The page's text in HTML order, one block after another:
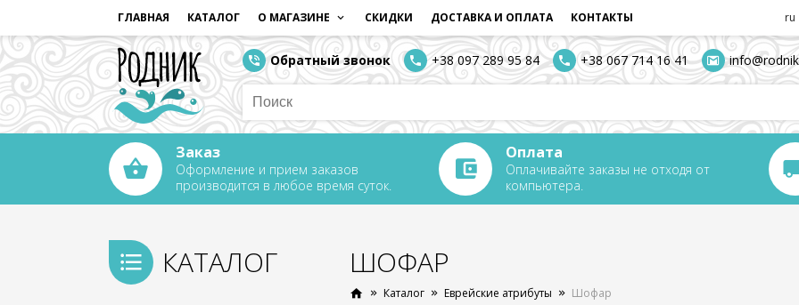
ГЛАВНАЯ КАТАЛОГ О МАГАЗИНЕ СКИДКИ ДОСТАВКА И ОПЛАТА КОНТАКТЫ ru
Обратный звонок +38 097 289 95 84 +38 067 714 16 41
Заказ
Оформление и прием заказов
производится в любое время суток.
Оплата
Оплачивайте заказы не отходя от
компьютера.
КАТАЛОГ ШОФАР
Каталог Еврейские атрибуты Шофар